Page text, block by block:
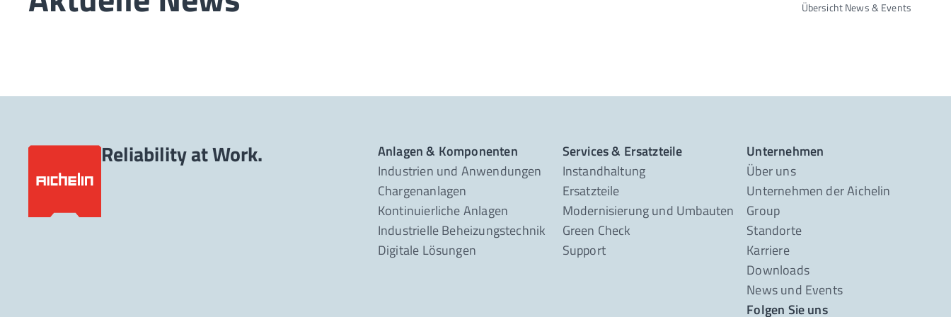
Übersicht News & Events
Reliability at Work.
Anlagen & Komponenten
Industrien und Anwendungen
Chargenanlagen
Kontinuierliche Anlagen
Industrielle Beheizungstechnik
Digitale Lösungen
Services & Ersatzteile
Instandhaltung
Ersatzteile
Modernisierung und Umbauten
Green Check
Support
Unternehmen
Über uns
Unternehmen der Aichelin
Group
Standorte
Karriere
Downloads
News und Events
Folgen Sie uns